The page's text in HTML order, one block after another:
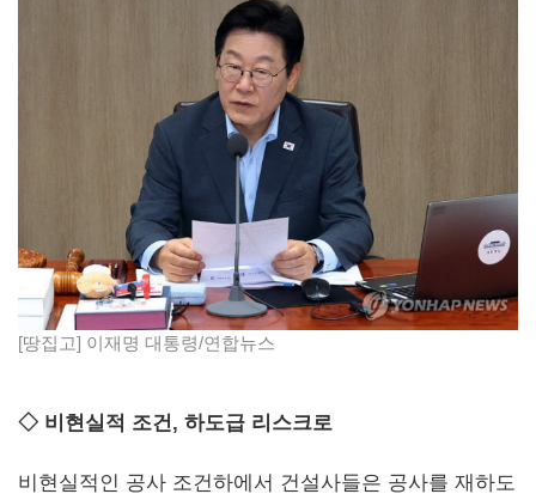
[땅집고] 이재명 대통령/연합뉴스
◇ 비현실적 조건, 하도급 리스크로
비현실적인 공사 조건하에서 건설사들은 공사를 재하도